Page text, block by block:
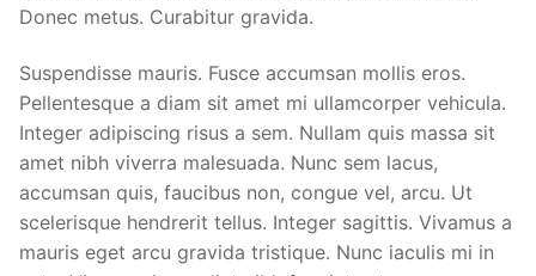
Donec metus. Curabitur gravida.
Suspendisse mauris. Fusce accumsan mollis eros.
Pellentesque a diam sit amet mi ullamcorper vehicula.
Integer adipiscing risus a sem. Nullam quis massa sit
amet nibh viverra malesuada. Nunc sem lacus,
accumsan quis, faucibus non, congue vel, arcu. Ut
scelerisque hendrerit tellus. Integer sagittis. Vivamus a
mauris eget arcu gravida tristique. Nunc iaculis mi in